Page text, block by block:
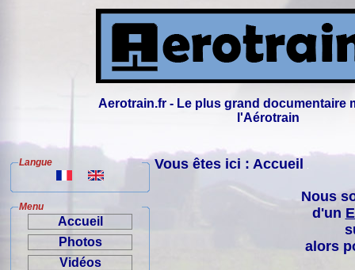
Aerotrain.fr - Le plus grand documentaire
l'Aérotrain
Langue
Menu
Accueil
Photos
Vidéos
Vous êtes ici : Accueil
Nous
d'un
alors